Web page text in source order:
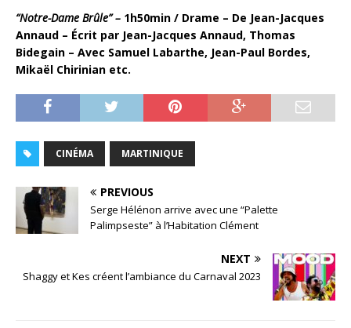
“Notre-Dame Brûle” – 1h50min / Drame – De Jean-Jacques
Annaud – Écrit par Jean-Jacques Annaud, Thomas
Bidegain – Avec Samuel Labarthe, Jean-Paul Bordes,
Mikaël Chirinian etc.
CINÉMA MARTINIQUE
PREVIOUS
Serge Hélénon arrive avec une “Palette
Palimpseste” à l’Habitation Clément
NEXT
Shaggy et Kes créent l’ambiance du Carnaval 2023